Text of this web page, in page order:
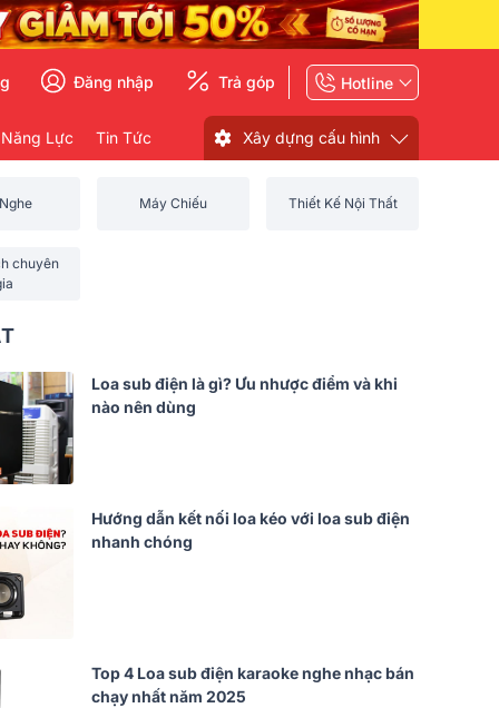
Đăng nhập Trả góp Hotline
Lực Tin Tức Xây dựng cấu hình
Máy Chiếu Thiết Kế Nội Thất
chuyên
Loa sub điện là gì? Ưu nhược điểm và khi
nào nên dùng
Hướng dẫn kết nối loa kéo với loa sub điện
nhanh chóng
Top 4 Loa sub điện karaoke nghe nhạc bán
chạy nhất năm 2025